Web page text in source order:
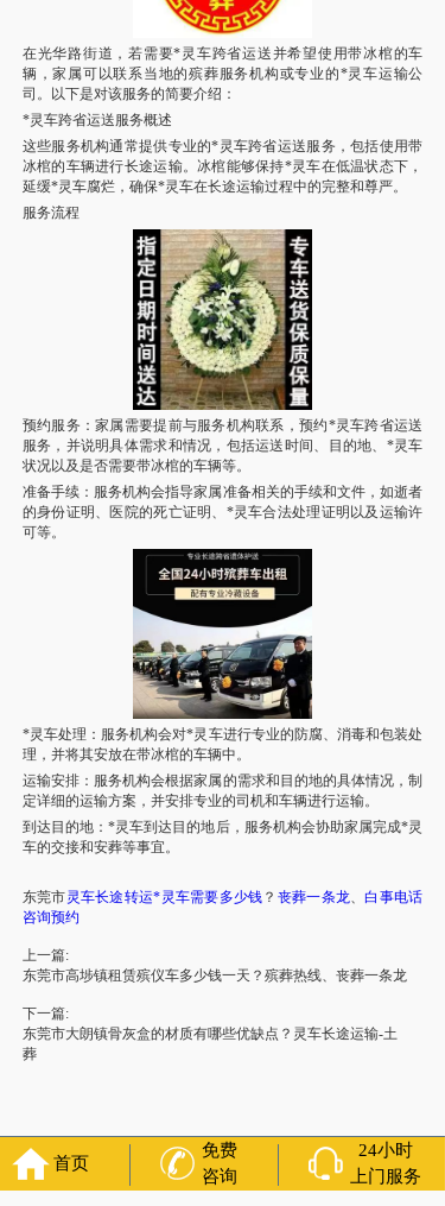
在光华路街道，若需要*灵车跨省运送并希望使用带冰棺的车
辆，家属可以联系当地的殡葬服务机构或专业的*灵车运输公
司。以下是对该服务的简要介绍：
*灵车跨省运送服务概述
这些服务机构通常提供专业的*灵车跨省运送服务，包括使用带
冰棺的车辆进行长途运输。冰棺能够保持*灵车在低温状态下，
延缓*灵车腐烂，确保*灵车在长途运输过程中的完整和尊严。
服务流程
预约服务：家属需要提前与服务机构联系，预约*灵车跨省运送
服务，并说明具体需求和情况，包括运送时间、目的地、*灵车
状况以及是否需要带冰棺的车辆等。
准备手续：服务机构会指导家属准备相关的手续和文件，如逝者
的身份证明、医院的死亡证明、*灵车合法处理证明以及运输许
可等。
*灵车处理：服务机构会对*灵车进行专业的防腐、消毒和包装处
理，并将其安放在带冰棺的车辆中。
运输安排：服务机构会根据家属的需求和目的地的具体情况，制
定详细的运输方案，并安排专业的司机和车辆进行运输。
到达目的地：*灵车到达目的地后，服务机构会协助家属完成*灵
车的交接和安葬等事宜。
东莞市灵车长途转运*灵车需要多少钱 ？ 丧葬一条龙 、白事电话
咨询预约
上一篇:
东莞市高埗镇租赁殡仪车多少钱一天？殡葬热线、丧葬一条龙
下一篇:
东莞市大朗镇骨灰盒的材质有哪些优缺点？灵车长途运输-土
葬
首页
免费
咨询
24小时
上门服务